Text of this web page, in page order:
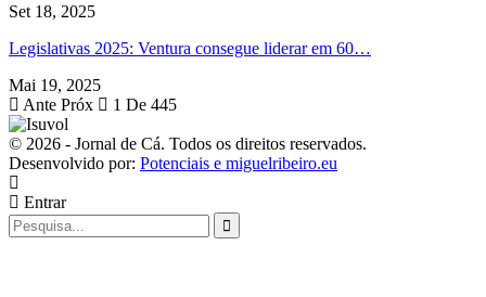
Set 18, 2025
Legislativas 2025: Ventura consegue liderar em 60…
Mai 19, 2025
Ante Próx 1 De 445
© 2026 - Jornal de Cá. Todos os direitos reservados.
Desenvolvido por: Potenciais e miguelribeiro.eu
Entrar